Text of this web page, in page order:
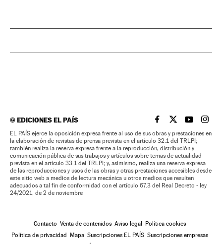
©EDICIONES EL PAÍS EL PAÍS BRASIL EN
EL PAÍSEL PAÍS
EL
EL PAÍS ejerce la oposición expresa frente al uso de sus obras y prestaciones en
la elaboración de revistas de prensa prevista en el artículo 32.1 del TRLPI;
también realiza la reserva expresa frente a la reproducción, distribución y
comunicación pública de sus trabajos y artículos sobre temas de actualidad
prevista en el artículo 33.1 del TRLPI; y, asimismo, realiza una reserva expresa
de las reproducciones y usos de las obras y otras prestaciones accesibles desde
este sitio web a medios de lectura mecánica u otros medios que resulten
adecuados a tal fin de conformidad con el artículo 67.3 del Real Decreto - ley
24/2021, de 2 de noviembre
Contacto Venta de contenidos Aviso legal Política cookies
Política de privacidad Mapa Suscripciones EL PAÍS Suscripciones empresas